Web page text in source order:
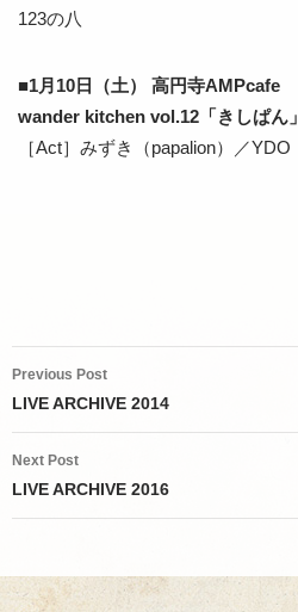
123の八
■1月10日（土） 高円寺AMPcafe
wander kitchen vol.12「きしぱん」
［Act］みずき（papalion）／YDO
Post
navigation
Previous Post
LIVE ARCHIVE 2014
Next Post
LIVE ARCHIVE 2016